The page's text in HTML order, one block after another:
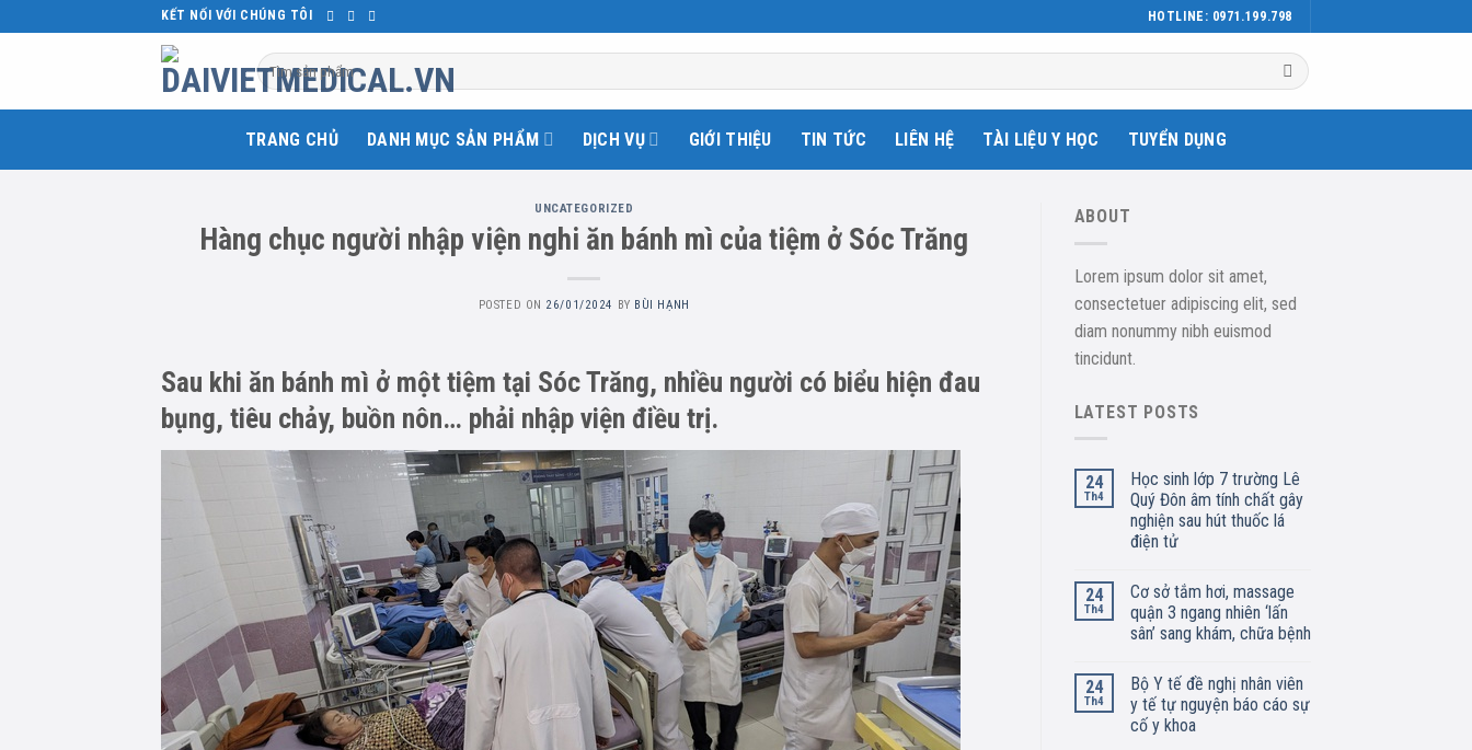
to
KẾT NỐI VỚI CHÚNG TÔI HOTLINE: 0971.199.798
Tìm
kiếm:
TRANG CHỦ DANH MỤC SẢN PHẨM DỊCH VỤ GIỚI THIỆU TIN TỨC LIÊN HỆ TÀI LIỆU Y HỌC TUYỂN DỤNG
UNCATEGORIZED
Hàng chục người nhập viện nghi ăn bánh mì của tiệm ở Sóc Trăng
POSTED ON 26/01/2024 BY BÙI HẠNH
Sau khi ăn bánh mì ở một tiệm tại Sóc Trăng, nhiều người có biểu hiện đau
bụng, tiêu chảy, buồn nôn… phải nhập viện điều trị.
ABOUT
Lorem ipsum dolor sit amet,
consectetuer adipiscing elit, sed
diam nonummy nibh euismod
tincidunt.
LATEST POSTS
24
Th4
Học sinh lớp 7 trường Lê
Quý Đôn âm tính chất gây
nghiện sau hút thuốc lá
điện tử
24
Th4
Cơ sở tắm hơi, massage
quận 3 ngang nhiên ‘lấn
sân’ sang khám, chữa bệnh
24
Th4
Bộ Y tế đề nghị nhân viên
y tế tự nguyện báo cáo sự
cố y khoa